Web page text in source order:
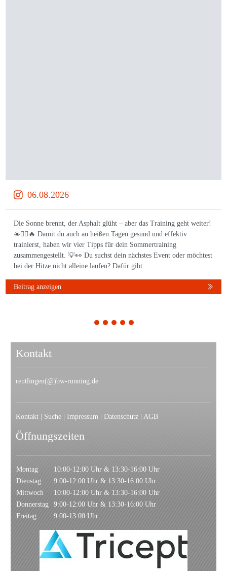
06.08.2026
Die Sonne brennt, der Asphalt glüht – aber das Training geht weiter!
☀️🏃‍♀️🔥 Damit du auch an heißen Tagen gesund und effektiv
trainierst, haben wir vier Tipps für dein Sommertraining
zusammengestellt. 💡👀 Du suchst dein nächstes Event oder möchtest
bei der Hitze nicht alleine laufen? Dafür gibt…
Beitrag anzeigen
1 2 3 4 5
Kontakt
reutlingen(@)bw-running.de
Kontakt Suche Impressum Datenschutz AGB
Öffnungszeiten
Montag
10:00-12:00 Uhr & 13:30-16:00 Uhr
Dienstag
9:00-12:00 Uhr & 13:30-16:00 Uhr
Mittwoch
10:00-12:00 Uhr & 13:30-16:00 Uhr
Donnerstag
9:00-12:00 Uhr & 13:30-16:00 Uhr
Freitag
9:00-13:00 Uhr